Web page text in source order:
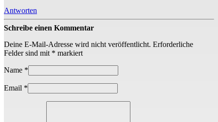
Antworten
Schreibe einen Kommentar
Deine E-Mail-Adresse wird nicht veröffentlicht. Erforderliche
Felder sind mit * markiert
Name *
Email *